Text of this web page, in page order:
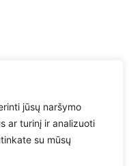
jūsų naršymo
ar turinį ir analizuoti
su mūsų